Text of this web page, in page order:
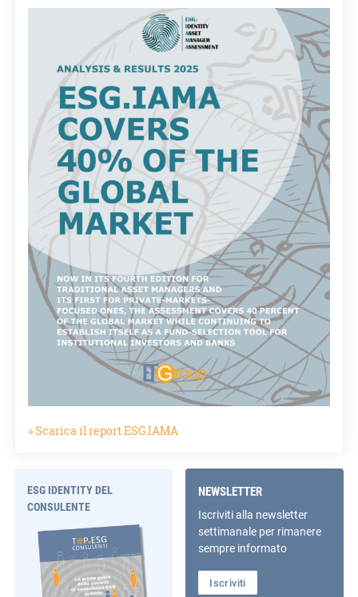
» Scarica il report ESG.IAMA
ESG IDENTITY DEL
CONSULENTE
NEWSLETTER
Iscriviti alla newsletter
settimanale per rimanere
sempre informato
Iscriviti